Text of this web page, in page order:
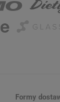
Formy